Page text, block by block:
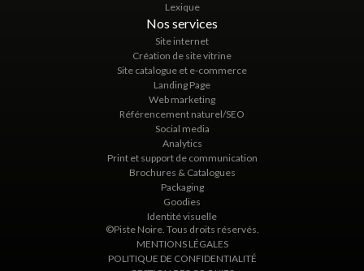
Lexique
Nos services
Site internet
Création de site vitrine
Site catalogue et e-commerce
Landing Page
Web marketing
Référencement naturel/SEO
Social media
Analytics
Print et support de communication
Brochures & Catalogues
Packaging
Goodies
Identité visuelle
©Piste Noire. Tous droits réservés.
MENTIONS LÉGALES
POLITIQUE DE CONFIDENTIALITÉ